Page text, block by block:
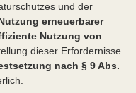
und der
erneuerbarer
Nutzung von
dieser Erfordernisse
nach § 9 Abs.